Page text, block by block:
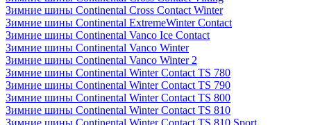
Зимние шины Continental Cross Contact Winter
Зимние шины Continental ExtremeWinter Contact
Зимние шины Continental Vanco Ice Contact
Зимние шины Continental Vanco Winter
Зимние шины Continental Vanco Winter 2
Зимние шины Continental Winter Contact TS 780
Зимние шины Continental Winter Contact TS 790
Зимние шины Continental Winter Contact TS 800
Зимние шины Continental Winter Contact TS 810
Зимние шины Continental Winter Contact TS 810 Sport